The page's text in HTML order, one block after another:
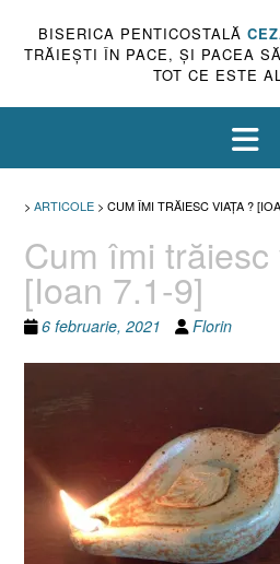
BISERICA PENTICOSTALĂ
TRĂIEŞTI ÎN PACE, ŞI PACEA
TOT CE ESTE
> ARTICOLE > CUM ÎMI TRĂIESC VIAŢA ?
Cum îmi trăiesc
[Ioan 7.1-9]
6 februarie, 2021 Florin